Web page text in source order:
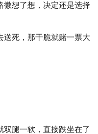
微想了想，决定还是选择
送死，那干脆就赌一票大
腿一软，直接跌坐在了